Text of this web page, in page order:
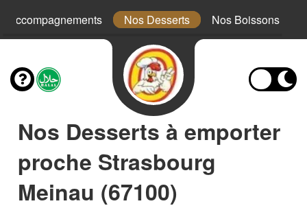
Accompagnements Nos Desserts Nos Boissons
Nos Desserts à emporter
proche Strasbourg
Meinau (67100)